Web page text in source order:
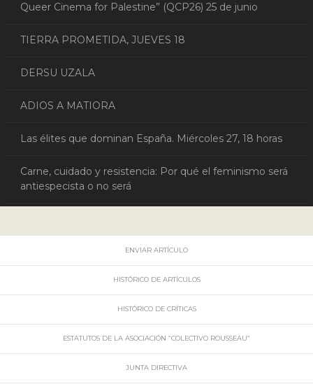
Queer Cinema for Palestine” (QCP26) 25 de junio
TIERRA PROMETIDA, JUEVES 18
DERSU UZALA
ADIOS A MATIORA
Las élites que dominan España. Miércoles 27, 18 horas
Carne, cuidado y resistencia: Por qué el feminismo será
antiespecista o no será
ENVIAR ARTÍCULO
HISTÓRICO DE ARTÍCULOS
HISTÓRICO DE CRÍTICAS
ESTATUTOS DE LA ASOCIACIÓN “COLECTIVO ROUSSEAU”
JUNTA DIRECTIVA